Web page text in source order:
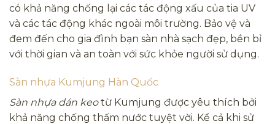
có khả năng chống lại các tác động xấu của tia UV
và các tác động khác ngoài môi trường. Bảo vệ và
đem đến cho gia đình bạn sàn nhà sạch đẹp, bền bỉ
với thời gian và an toàn với sức khỏe người sử dụng.
Sàn nhựa Kumjung Hàn Quốc
Sàn nhựa dán keotừ Kumjung được yêu thích bởi
khả năng chống thấm nước tuyệt vời. Kể cả khi sử